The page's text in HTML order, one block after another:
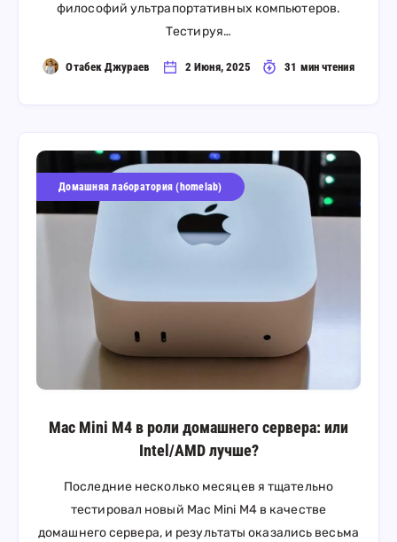
философий ультрапортативных компьютеров.
Тестируя…
Отабек Джураев 2 Июня, 2025 31 мин чтения
Домашняя лаборатория (homelab)
Mac Mini M4 в роли домашнего сервера: или
Intel/AMD лучше?
Последние несколько месяцев я тщательно
тестировал новый Mac Mini M4 в качестве
домашнего сервера, и результаты оказались весьма